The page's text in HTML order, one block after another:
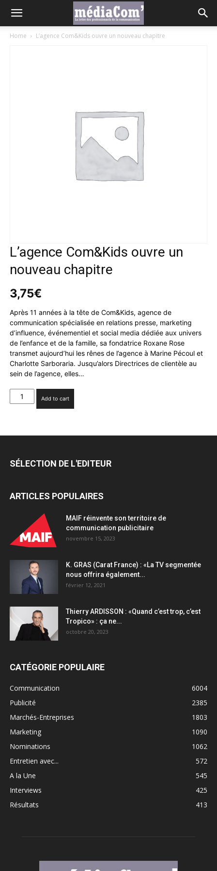
Home L’agence Com&Kids ouvre un nouveau chapitre
L’agence Com&Kids ouvre un
nouveau chapitre
3,75€
Après 11 années à la tête de Com&Kids, agence de
communication spécialisée en relations presse, marketing
d’influence, événementiel et social media dédiée aux univers
de l’enfance et de la famille, sa fondatrice Roxane Rose
transmet aujourd’hui les rênes de l’agence à Marine Pécoul et
Charlotte Sarboraria. Jusqu’alors Directrices de clientèle au
sein de l’agence, elles…
L'agence
Com&Kids
nouveau
Add to cart
SÉLECTION DE L'EDITEUR
ARTICLES POPULAIRES
MAIF réinvente son territoire de
communication publicitaire
novembre 15, 2023
K. GRAS (Carat France) : «La TV segmentée
nous offrira également...
février 12, 2021
Thierry ARDISSON : «Quand c’est trop, c’est
Tropico» : ça ne...
octobre 20, 2023
CATÉGORIE POPULAIRE
Communication
6004
Publicité
2385
Marchés-Entreprises
1803
Marketing
1090
Nominations
1062
Entretien avec...
572
A la Une
545
Interviews
425
Résultats
413